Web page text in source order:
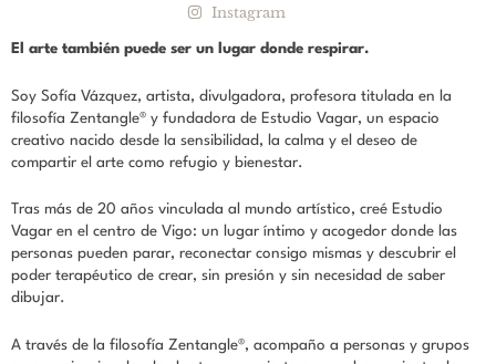
Instagram
El arte también puede ser un lugar donde respirar.
Soy Sofía Vázquez, artista, divulgadora, profesora titulada en la
filosofía Zentangle® y fundadora de Estudio Vagar, un espacio
creativo nacido desde la sensibilidad, la calma y el deseo de
compartir el arte como refugio y bienestar.
Tras más de 20 años vinculada al mundo artístico, creé Estudio
Vagar en el centro de Vigo: un lugar íntimo y acogedor donde las
personas pueden parar, reconectar consigo mismas y descubrir el
poder terapéutico de crear, sin presión y sin necesidad de saber
dibujar.
A través de la filosofía Zentangle®, acompaño a personas y grupos